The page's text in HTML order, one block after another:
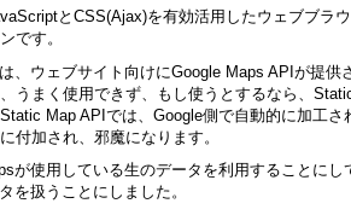
とCSS(Ajax)を有効活用したウェブブラ
です。
、ウェブサイト向けにGoogle Maps APIが提供
うまく使用できず、もし使うとするなら、
Map APIでは、Google側で自動的に加工さ
付加され、邪魔になります。
が使用している生のデータを利用することにし
を扱うことにしました。